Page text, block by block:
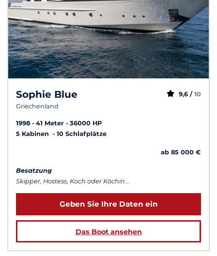
Sophie Blue
Griechenland
9,6 / 10
1998 41 Meter
36000 HP
5 Kabinen
10 Schlafplätze
ab 85 000 €
Besatzung
Skipper, Hostess, Koch oder Köchin...
Geben Sie Ihre Daten ein
Das Boot ansehen